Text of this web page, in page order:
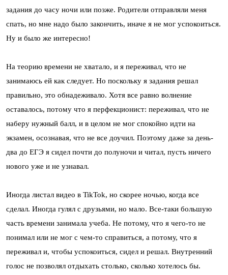
задания до часу ночи или позже. Родители отправляли меня
спать, но мне надо было закончить, иначе я не мог успокоиться.
Ну и было же интересно!
На теорию времени не хватало, и я переживал, что не
занимаюсь ей как следует. Но поскольку я задания решал
правильно, это обнадеживало. Хотя все равно волнение
оставалось, потому что я перфекционист: переживал, что не
наберу нужный балл, и в целом не мог спокойно идти на
экзамен, осознавая, что не все доучил. Поэтому даже за день-
два до ЕГЭ я сидел почти до полуночи и читал, пусть ничего
нового уже и не узнавал.
Иногда листал видео в TikTok, но скорее ночью, когда все
сделал. Иногда гулял с друзьями, но мало. Все-таки большую
часть времени занимала учеба. Не потому, что я чего-то не
понимал или не мог с чем-то справиться, а потому, что я
переживал и, чтобы успокоиться, сидел и решал. Внутренний
голос не позволял отдыхать столько, сколько хотелось бы.